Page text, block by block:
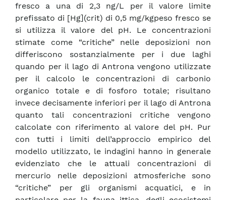
fresco a una di 2,3 ng/L per il valore limite
prefissato di [Hg](crit) di 0,5 mg/kgpeso fresco se
si utilizza il valore del pH. Le concentrazioni
stimate come “critiche” nelle deposizioni non
differiscono sostanzialmente per i due laghi
quando per il lago di Antrona vengono utilizzate
per il calcolo le concentrazioni di carbonio
organico totale e di fosforo totale; risultano
invece decisamente inferiori per il lago di Antrona
quanto tali concentrazioni critiche vengono
calcolate con riferimento al valore del pH. Pur
con tutti i limiti dell’approccio empirico del
modello utilizzato, le indagini hanno in generale
evidenziato che le attuali concentrazioni di
mercurio nelle deposizioni atmosferiche sono
“critiche” per gli organismi acquatici, e in